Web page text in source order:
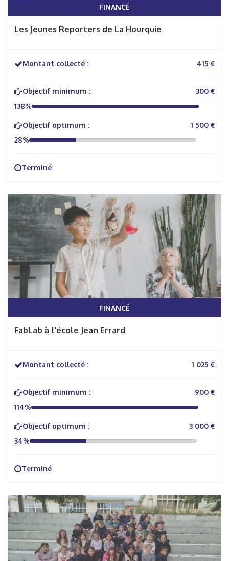
FINANCÉ
Les Jeunes Reporters de La Hourquie
Montant collecté : 415 €
Objectif minimum :
300 €
138%
Objectif optimum :
1 500 €
28%
Terminé
FINANCÉ
FabLab à l'école Jean Errard
Montant collecté : 1 025 €
Objectif minimum :
900 €
114%
Objectif optimum :
3 000 €
34%
Terminé